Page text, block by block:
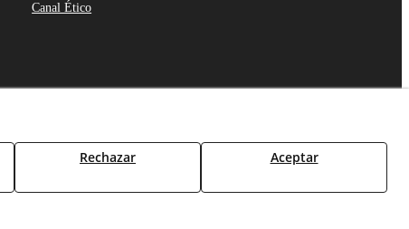
Canal Ético
Rechazar Aceptar